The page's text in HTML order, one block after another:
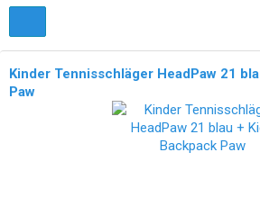
Kinder Tennisschläger HeadPaw 21
Paw